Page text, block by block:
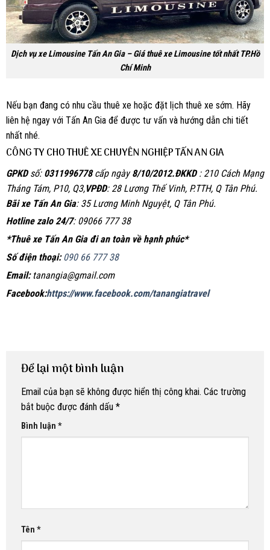
Dịch vụ xe Limousine Tấn An Gia – Giá thuê xe Limousine tốt nhất TP.Hồ
Chí Minh
Nếu bạn đang có nhu cầu thuê xe hoặc đặt lịch thuê xe sớm. Hãy
liên hệ ngay với Tấn An Gia để được tư vấn và hướng dẫn chi tiết
nhất nhé.
CÔNG TY CHO THUÊ XE CHUYÊN NGHIỆP TẤN AN GIA
GPKDsố: 0311996778cấp ngày8/10/2012.ĐKKD: 210 Cách Mạng
Tháng Tám, P10, Q3,VPĐD: 28 Lương Thế Vinh, P.TTH, Q Tân Phú.
Bãi xe Tấn An Gia: 35 Lương Minh Nguyệt, Q Tân Phú.
Hotline zalo 24/7: 09066 777 38
*Thuê xe Tấn An Gia đi an toàn về hạnh phúc*
Số điện thoại:090 66 777 38
Email:tanangia@gmail.com
Facebook:https://www.facebook.com/tanangiatravel
Để lại một bình luận
Email của bạn sẽ không được hiển thị công khai. Các trường
bắt buộc được đánh dấu *
Bình luận *
Tên *